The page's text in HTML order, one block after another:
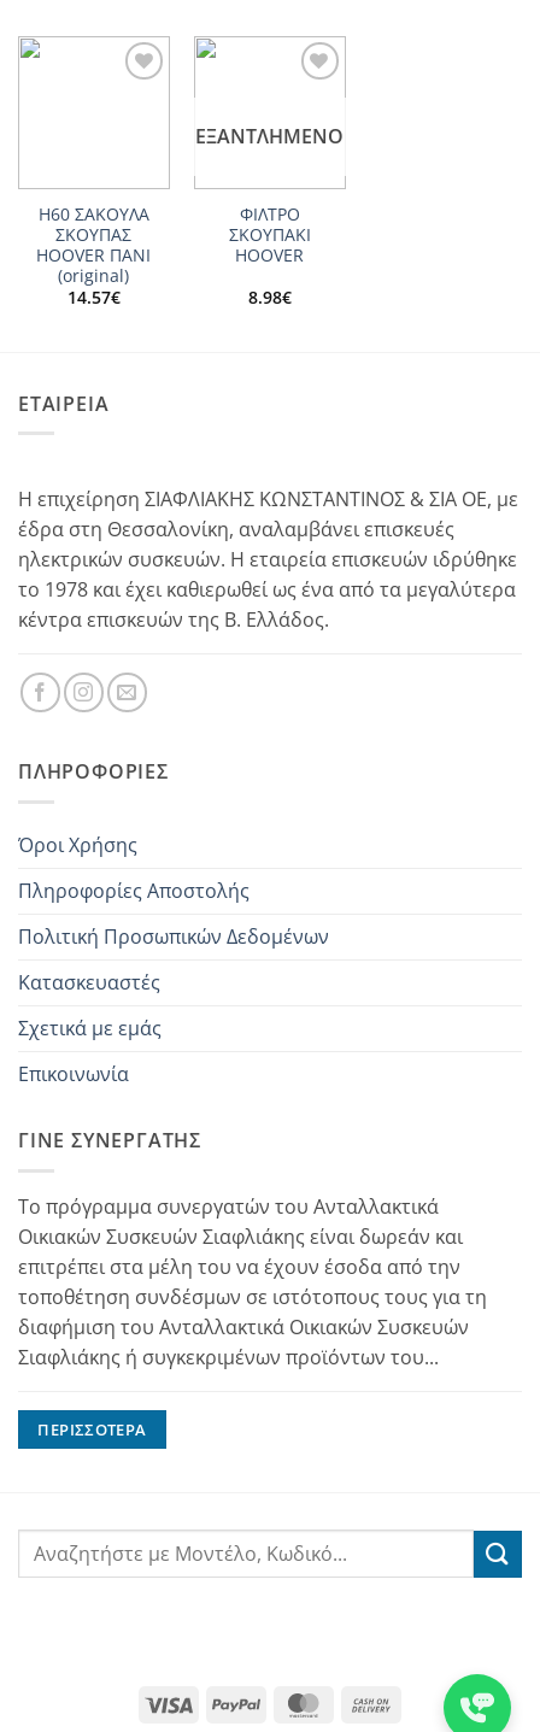
H60 ΣΑΚΟΥΛΑ
ΣΚΟΥΠΑΣ
HOOVER ΠΑΝΙ
(original)
14.57€
ΕΞΑΝΤΛΗΜΈΝΟ
ΦΙΛΤΡΟ
ΣΚΟΥΠΑΚΙ
HOOVER
8.98€
ΕΤΑΙΡΕΙΑ
Η επιχείρηση ΣΙΑΦΛΙΑΚΗΣ ΚΩΝΣΤΑΝΤΙΝΟΣ & ΣΙΑ ΟΕ, με
έδρα στη Θεσσαλονίκη, αναλαμβάνει επισκευές
ηλεκτρικών συσκευών. Η εταιρεία επισκευών ιδρύθηκε
το 1978 και έχει καθιερωθεί ως ένα από τα μεγαλύτερα
κέντρα επισκευών της Β. Ελλάδος.
ΠΛΗΡΟΦΟΡΊΕΣ
Όροι Χρήσης
Πληροφορίες Αποστολής
Πολιτική Προσωπικών Δεδομένων
Κατασκευαστές
Σχετικά με εμάς
Επικοινωνία
ΓΊΝΕ ΣΥΝΕΡΓΆΤΗΣ
Το πρόγραμμα συνεργατών του Ανταλλακτικά
Οικιακών Συσκευών Σιαφλιάκης είναι δωρεάν και
επιτρέπει στα μέλη του να έχουν έσοδα από την
τοποθέτηση συνδέσμων σε ιστότοπους τους για τη
διαφήμιση του Ανταλλακτικά Οικιακών Συσκευών
Σιαφλιάκης ή συγκεκριμένων προϊόντων του...
ΠΕΡΙΣΣΌΤΕΡΑ
Visa PayPal MasterCard